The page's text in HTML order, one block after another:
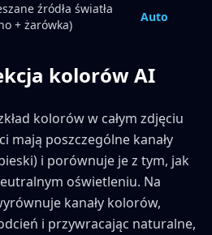
źródła światła
+ żarówka)
Auto
kolorów AI
kolorów w całym zdjęciu
mają poszczególne kanały
i porównuje je z tym, jak
oświetleniu. Na
kanały kolorów,
i przywracając naturalne,